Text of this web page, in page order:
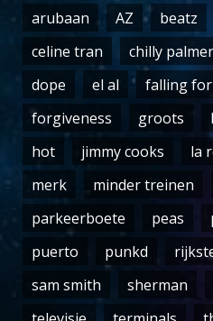
arubaan
AZ beatz
celine tran
chilly palmer
dope
el al
falling
forgiveness
groots
hot
jimmy cooks la
merk
minder treinen
parkeerboete
peas
puerto
punkd
sam smith
sherman